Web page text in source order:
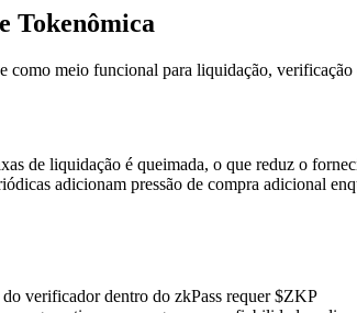
Tokenômica
como meio funcional para liquidação,
de liquidação é queimada, o que reduz o
adicionam pressão de compra adicional
verificador dentro do zkPass requer $ZKP